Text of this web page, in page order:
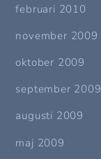
februari 2010
november 2009
oktober 2009
september 2009
augusti 2009
maj 2009